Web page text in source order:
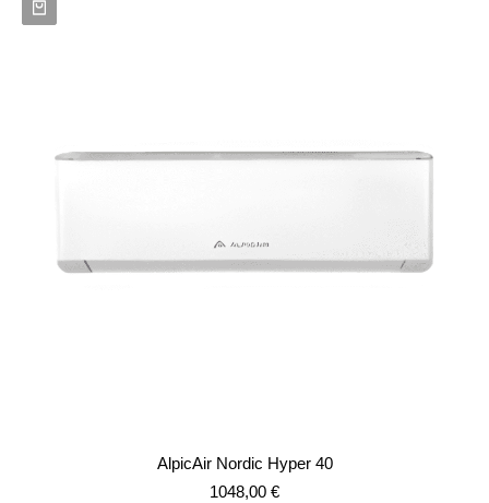
AlpicAir Nordic Hyper 40
1048,00 €